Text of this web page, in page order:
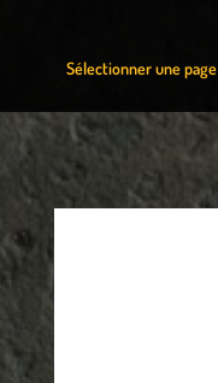
Sélectionner une page